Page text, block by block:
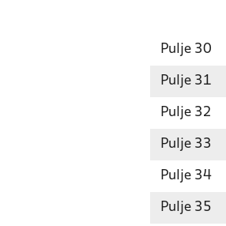
Pulje 30
Pulje 31
Pulje 32
Pulje 33
Pulje 34
Pulje 35